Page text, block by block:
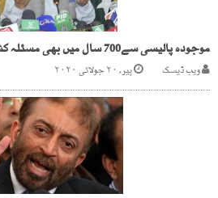
ویب ڈیسک پیر, ۲۰ جولائی ۲۰۲۰